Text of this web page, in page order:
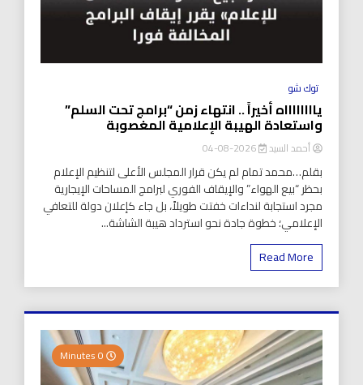
توك شو
يااااااااه أخيراً .. انتهاء زمن “برامج تحت السلم”
واستعادة الهيبة الإعلامية المغصوبة
أحمد السيد 2026-08-04
بقلم…محمد تمام لم يكن قرار المجلس الأعلى لتنظيم الإعلام
بحظر “بيع الهواء” والإيقاف الفوري لبرامج المساحات الإيجارية
مجرد استجابة لنداءات خفتت طويلاً، بل جاء كإعلان دولة للتعافي
الإعلامي؛ خطوة جادة نحو استرداد هيبة الشاشة...
Read More